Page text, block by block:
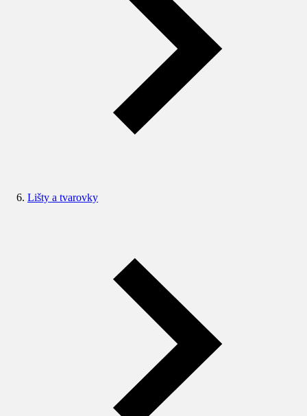
Lišty a tvarovky